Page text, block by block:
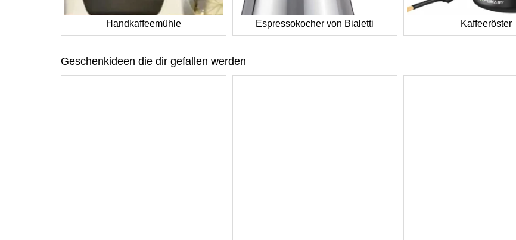
Handkaffeemühle Espressokocher von Bialetti Kaffeeröster
Geschenkideen die dir gefallen werden